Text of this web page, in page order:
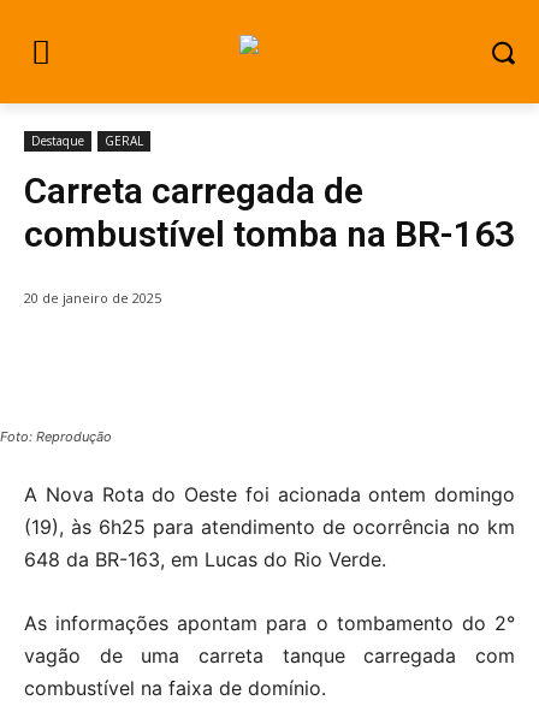
Destaque GERAL
Carreta carregada de
combustível tomba na BR-163
20 de janeiro de 2025
Foto: Reprodução
A Nova Rota do Oeste foi acionada ontem domingo
(19), às 6h25 para atendimento de ocorrência no km
648 da BR-163, em Lucas do Rio Verde.
As informações apontam para o tombamento do 2°
vagão de uma carreta tanque carregada com
combustível na faixa de domínio.